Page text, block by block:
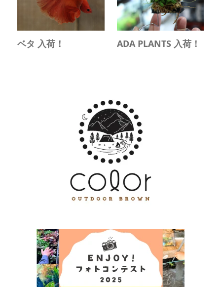
ベタ 入荷！ ADA PLANTS 入荷！